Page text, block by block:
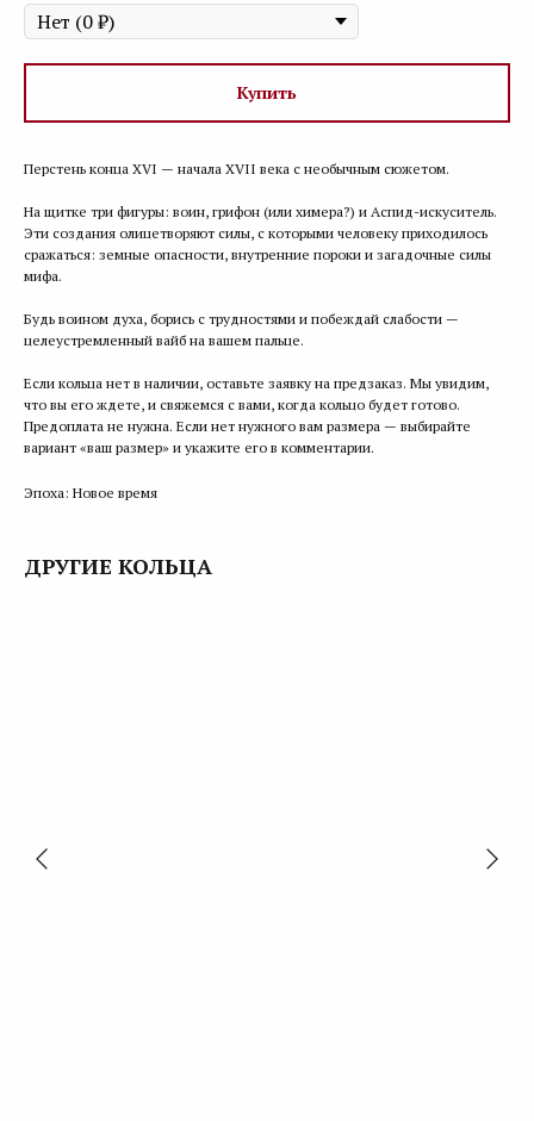
Купить
Перстень конца XVI — начала XVII века с необычным сюжетом.
На щитке три фигуры: воин, грифон (или химера?) и Аспид-искуситель.
Эти создания олицетворяют силы, с которыми человеку приходилось
сражаться: земные опасности, внутренние пороки и загадочные силы
мифа.
Будь воином духа, борись с трудностями и побеждай слабости —
целеустремленный вайб на вашем пальце.
Если кольца нет в наличии, оставьте заявку на предзаказ. Мы увидим,
что вы его ждете, и свяжемся с вами, когда кольцо будет готово.
Предоплата не нужна. Если нет нужного вам размера — выбирайте
вариант «ваш размер» и укажите его в комментарии.
Эпоха: Новое время
ДРУГИЕ КОЛЬЦА